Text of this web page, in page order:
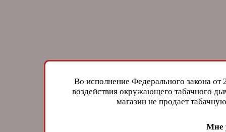
Во исполнение Федерального закона
воздействия окружающего табачного
магазин не продает
Мне